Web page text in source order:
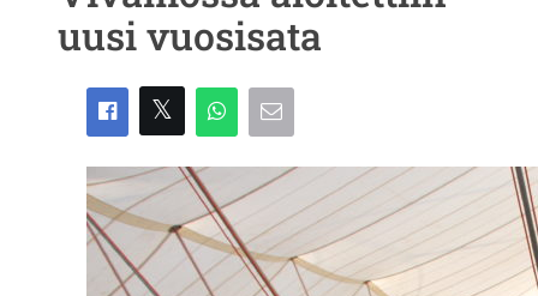
uusi vuosisata